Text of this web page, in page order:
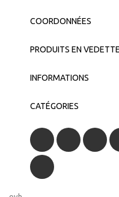
COORDONNÉES
PRODUITS EN VEDETTE
INFORMATIONS
CATÉGORIES